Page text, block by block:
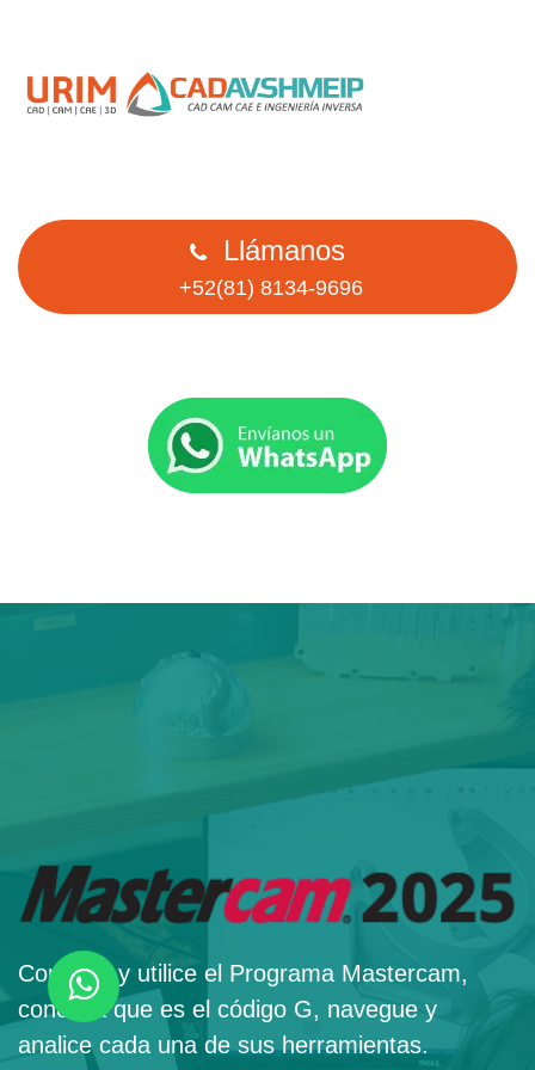
Llámanos
+52(81) 8134-9696
Conozca y utilice el Programa Mastercam,
conozca que es el código G, navegue y
analice cada una de sus herramientas.